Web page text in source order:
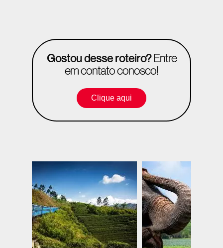
Gostou desse roteiro?Entre
em contato conosco!
Clique aqui